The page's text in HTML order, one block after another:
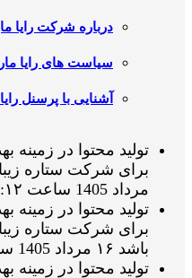
درباره شرکت رایا
سیاست های رایا
آشنایی با پرسنل
تولید محتوا در زمینه
مرداد 1405 ساعت ۱۵:۱۷:۱۲
تولید محتوا در زمینه
برای شرکت ستاره
باشد ۱۶ مرداد 1405 ساعت ۱۵:۱۶:۲۶
تولید محتوا در زمینه